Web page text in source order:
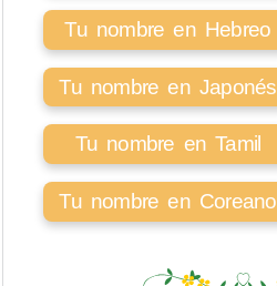
Tu nombre en Hebreo
Tu nombre en Japonés
Tu nombre en Tamil
Tu nombre en Coreano